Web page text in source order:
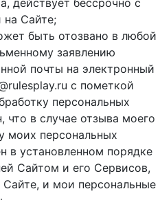
действует бессрочно с
Cайте;
быть отозвано в любой
заявлению
почты на электронный
с пометкой
персональных
что в случае отзыва моего
моих персональных
в установленном порядке
Сайтом и его Сервисов,
и мои персональные